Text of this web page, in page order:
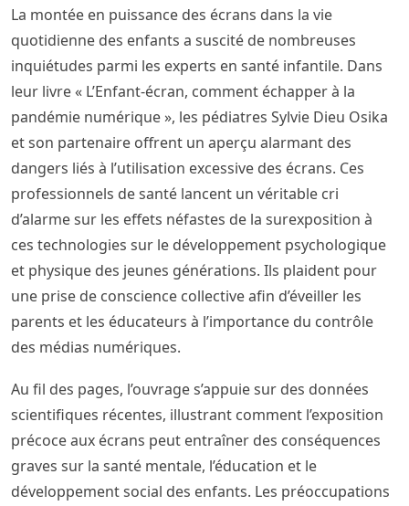
La montée en puissance des écrans dans la vie
quotidienne des enfants a suscité de nombreuses
inquiétudes parmi les experts en santé infantile. Dans
leur livre « L’Enfant-écran, comment échapper à la
pandémie numérique », les pédiatres Sylvie Dieu Osika
et son partenaire offrent un aperçu alarmant des
dangers liés à l’utilisation excessive des écrans. Ces
professionnels de santé lancent un véritable cri
d’alarme sur les effets néfastes de la surexposition à
ces technologies sur le développement psychologique
et physique des jeunes générations. Ils plaident pour
une prise de conscience collective afin d’éveiller les
parents et les éducateurs à l’importance du contrôle
des médias numériques.
Au fil des pages, l’ouvrage s’appuie sur des données
scientifiques récentes, illustrant comment l’exposition
précoce aux écrans peut entraîner des conséquences
graves sur la santé mentale, l’éducation et le
développement social des enfants. Les préoccupations